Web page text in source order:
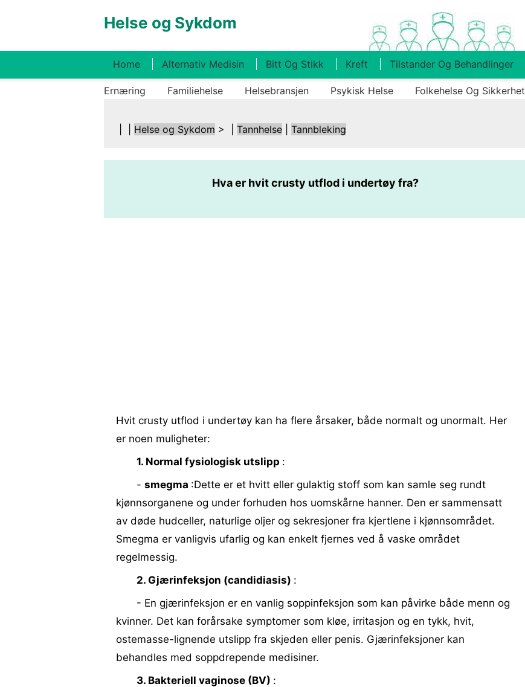
Helse og Sykdom
Home Alternativ Medisin Bitt Og Stikk Kreft Tilstander Og Behandlinger
Ernæring Familiehelse Helsebransjen Psykisk Helse Folkehelse Og Sikkerhet
Helse og Sykdom > | Tannhelse Tannbleking
Hva er hvit crusty utflod i undertøy fra?
Hvit crusty utflod i undertøy kan ha flere årsaker, både normalt og unormalt. Her
er noen muligheter:
1. Normal fysiologisk utslipp :
- smegma :Dette er et hvitt eller gulaktig stoff som kan samle seg rundt
kjønnsorganene og under forhuden hos uomskårne hanner. Den er sammensatt
av døde hudceller, naturlige oljer og sekresjoner fra kjertlene i kjønnsområdet.
Smegma er vanligvis ufarlig og kan enkelt fjernes ved å vaske området
regelmessig.
2. Gjærinfeksjon (candidiasis) :
- En gjærinfeksjon er en vanlig soppinfeksjon som kan påvirke både menn og
kvinner. Det kan forårsake symptomer som kløe, irritasjon og en tykk, hvit,
ostemasse-lignende utslipp fra skjeden eller penis. Gjærinfeksjoner kan
behandles med soppdrepende medisiner.
3. Bakteriell vaginose (BV) :